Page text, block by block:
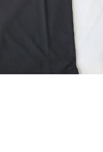
・タオル・ストラップ・